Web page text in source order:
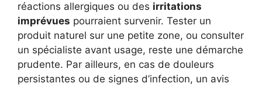
réactions allergiques ou des irritations
imprévues pourraient survenir. Tester un
produit naturel sur une petite zone, ou consulter
un spécialiste avant usage, reste une démarche
prudente. Par ailleurs, en cas de douleurs
persistantes ou de signes d’infection, un avis